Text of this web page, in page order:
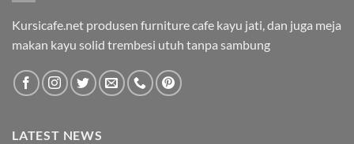
Kursicafe.net produsen furniture cafe kayu jati, dan juga meja
makan kayu solid trembesi utuh tanpa sambung
LATEST NEWS